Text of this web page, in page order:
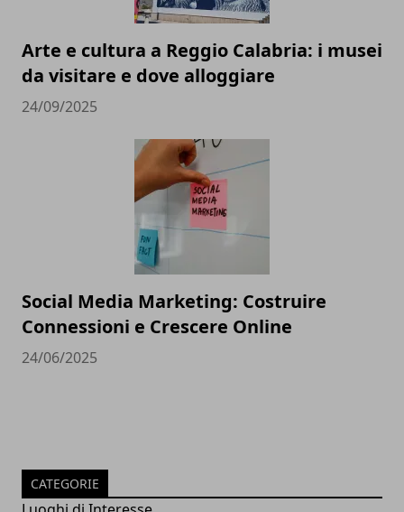
Arte e cultura a Reggio Calabria: i musei
da visitare e dove alloggiare
24/09/2025
Social Media Marketing: Costruire
Connessioni e Crescere Online
24/06/2025
CATEGORIE